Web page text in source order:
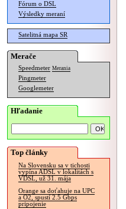
Fórum o DSL
Výsledky meraní
Satelitná mapa SR
Merače
Speedmeter Merania
Pingmeter
Googlemeter
Hľadanie
Top články
Na Slovensku sa v tichosti
vypína ADSL v lokalitách s
VDSL, už 31. mája
Orange sa doťahuje na UPC
a O2, spustí 2.5 Gbps
pripojenie